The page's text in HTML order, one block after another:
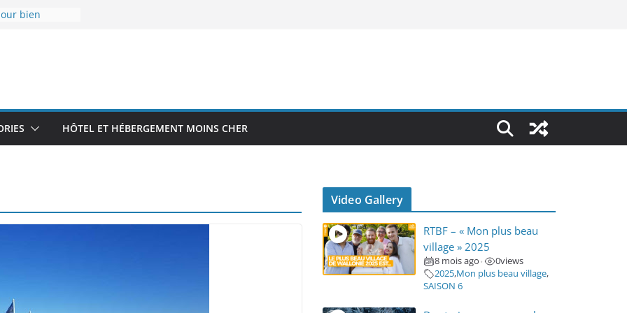
bien
un
Île-de-
HÔTEL ET HÉBERGEMENT MOINS CHER
Video Gallery
RTBF – « Mon plus beau
village » 2025
8 mois ago • 0views
2025,Mon plus beau village,
SAISON 6